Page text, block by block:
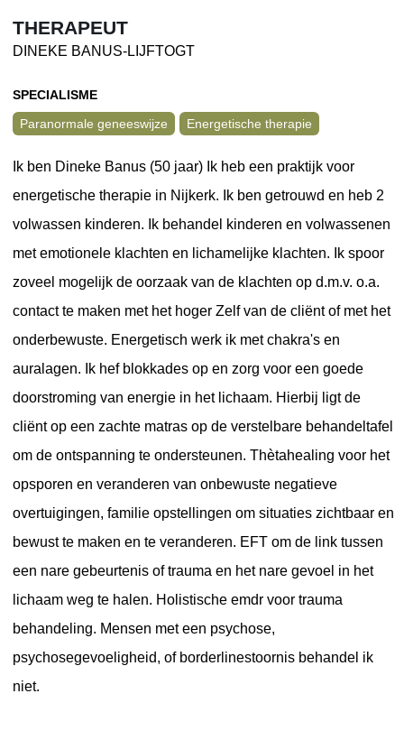
THERAPEUT
DINEKE BANUS-LIJFTOGT
SPECIALISME
Paranormale geneeswijze
Energetische therapie
Ik ben Dineke Banus (50 jaar) Ik heb een praktijk voor
energetische therapie in Nijkerk. Ik ben getrouwd en heb 2
volwassen kinderen. Ik behandel kinderen en volwassenen
met emotionele klachten en lichamelijke klachten. Ik spoor
zoveel mogelijk de oorzaak van de klachten op d.m.v. o.a.
contact te maken met het hoger Zelf van de cliënt of met het
onderbewuste. Energetisch werk ik met chakra's en
auralagen. Ik hef blokkades op en zorg voor een goede
doorstroming van energie in het lichaam. Hierbij ligt de
cliënt op een zachte matras op de verstelbare behandeltafel
om de ontspanning te ondersteunen. Thètahealing voor het
opsporen en veranderen van onbewuste negatieve
overtuigingen, familie opstellingen om situaties zichtbaar en
bewust te maken en te veranderen. EFT om de link tussen
een nare gebeurtenis of trauma en het nare gevoel in het
lichaam weg te halen. Holistische emdr voor trauma
behandeling. Mensen met een psychose,
psychosegevoeligheid, of borderlinestoornis behandel ik
niet.